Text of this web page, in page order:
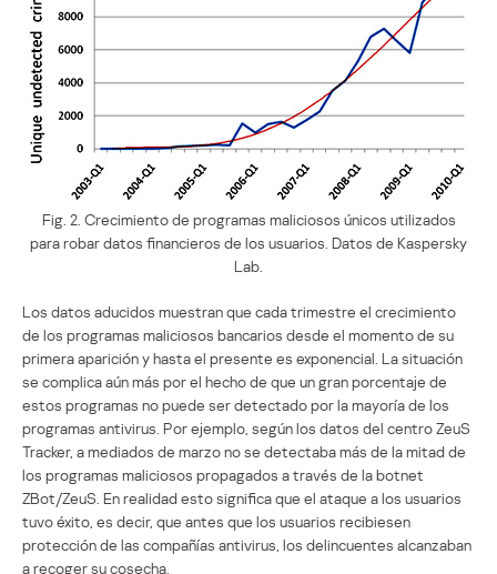
Fig. 2. Crecimiento de programas maliciosos únicos utilizados
para robar datos financieros de los usuarios. Datos de Kaspersky
Lab.
Los datos aducidos muestran que cada trimestre el crecimiento
de los programas maliciosos bancarios desde el momento de su
primera aparición y hasta el presente es exponencial. La situación
se complica aún más por el hecho de que un gran porcentaje de
estos programas no puede ser detectado por la mayoría de los
programas antivirus. Por ejemplo, según los datos del centro ZeuS
Tracker, a mediados de marzo no se detectaba más de la mitad de
los programas maliciosos propagados a través de la botnet
ZBot/ZeuS. En realidad esto significa que el ataque a los usuarios
tuvo éxito, es decir, que antes que los usuarios recibiesen
protección de las compañías antivirus, los delincuentes alcanzaban
a recoger su cosecha.